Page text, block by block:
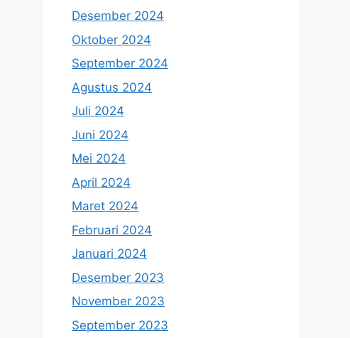
Desember 2024
Oktober 2024
September 2024
Agustus 2024
Juli 2024
Juni 2024
Mei 2024
April 2024
Maret 2024
Februari 2024
Januari 2024
Desember 2023
November 2023
September 2023